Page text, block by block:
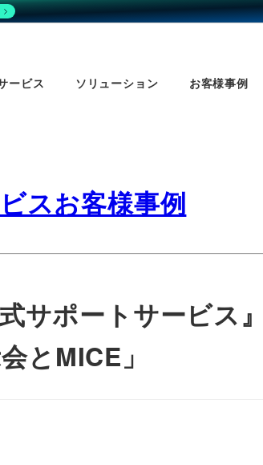
ービス ソリューション お客様事例
スお客様事例
サポートサービ
とMICE」